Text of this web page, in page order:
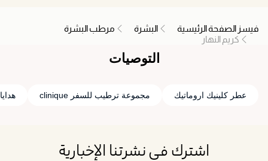
فيسز الصفحة الرئيسية البشرة
مرطب البشرة
كريم النهار
التوصيات
عطر كلينيك اروماتيك مجموعة ترطيب للسفر clinique
اشترك في نشرتنا الإخبارية